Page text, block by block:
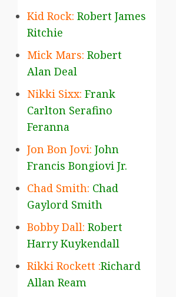
Kid Rock: Robert James
Ritchie
Mick Mars: Robert
Alan Deal
Nikki Sixx: Frank
Carlton Serafino
Feranna
Jon Bon Jovi: John
Francis Bongiovi Jr.
Chad Smith: Chad
Gaylord Smith
Bobby Dall: Robert
Harry Kuykendall
Rikki Rockett :Richard
Allan Ream